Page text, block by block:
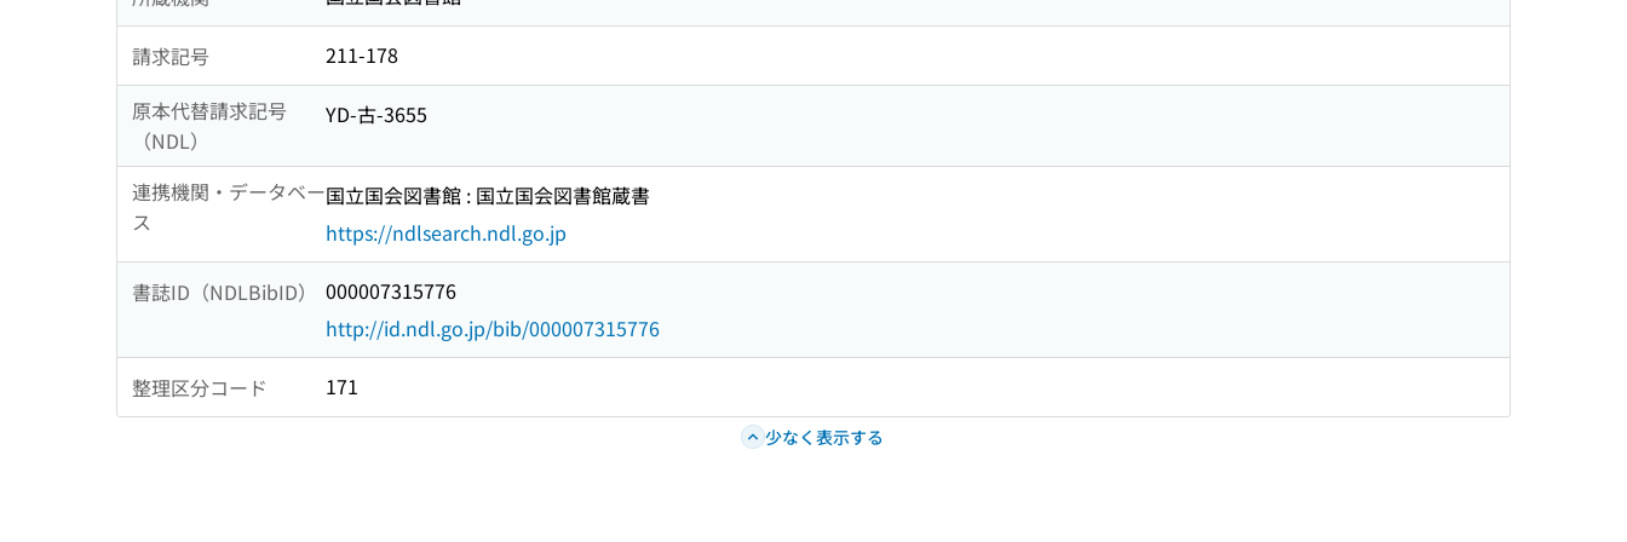
請求記号
211-178
原本代替請求記号
（NDL）
YD-古-3655
連携機関・データベー
ス
国立国会図書館 : 国立国会図書館蔵書
https://ndlsearch.ndl.go.jp
書誌ID（NDLBibID）
000007315776
http://id.ndl.go.jp/bib/000007315776
整理区分コード 171
少なく表示する